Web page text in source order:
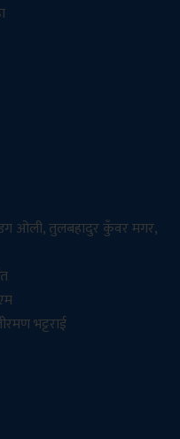
ओली, तुलबहादुर कुँवर मगर,
भट्टराई